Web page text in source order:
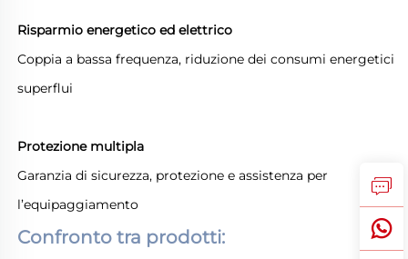
Risparmio energetico ed elettrico
Coppia a bassa frequenza, riduzione dei consumi energetici
superflui
Protezione multipla
Garanzia di sicurezza, protezione e assistenza per
l’equipaggiamento
Confronto tra prodotti: